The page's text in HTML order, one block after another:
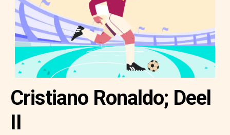
Cristiano Ronaldo; Deel
II